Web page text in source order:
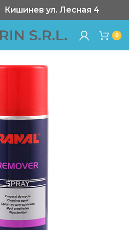
Кишинев ул. Лесная 4
0